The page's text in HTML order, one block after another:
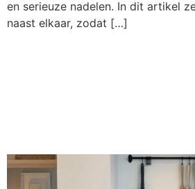
en serieuze nadelen. In dit artikel
naast elkaar, zodat […]